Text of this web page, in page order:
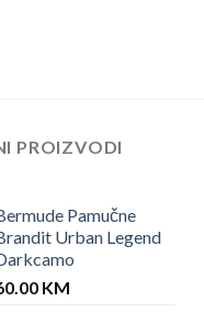
PROIZVODI
Pamučne
Urban Legend
KM